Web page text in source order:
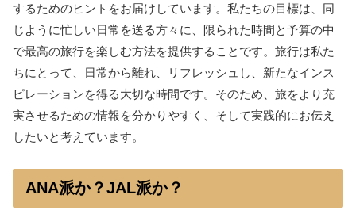
するためのヒントをお届けしています。私たちの目標は、同
じように忙しい日常を送る方々に、限られた時間と予算の中
で最高の旅行を楽しむ方法を提供することです。旅行は私た
ちにとって、日常から離れ、リフレッシュし、新たなインス
ピレーションを得る大切な時間です。そのため、旅をより充
実させるための情報を分かりやすく、そして実践的にお伝え
したいと考えています。
ANA派か？JAL派か？